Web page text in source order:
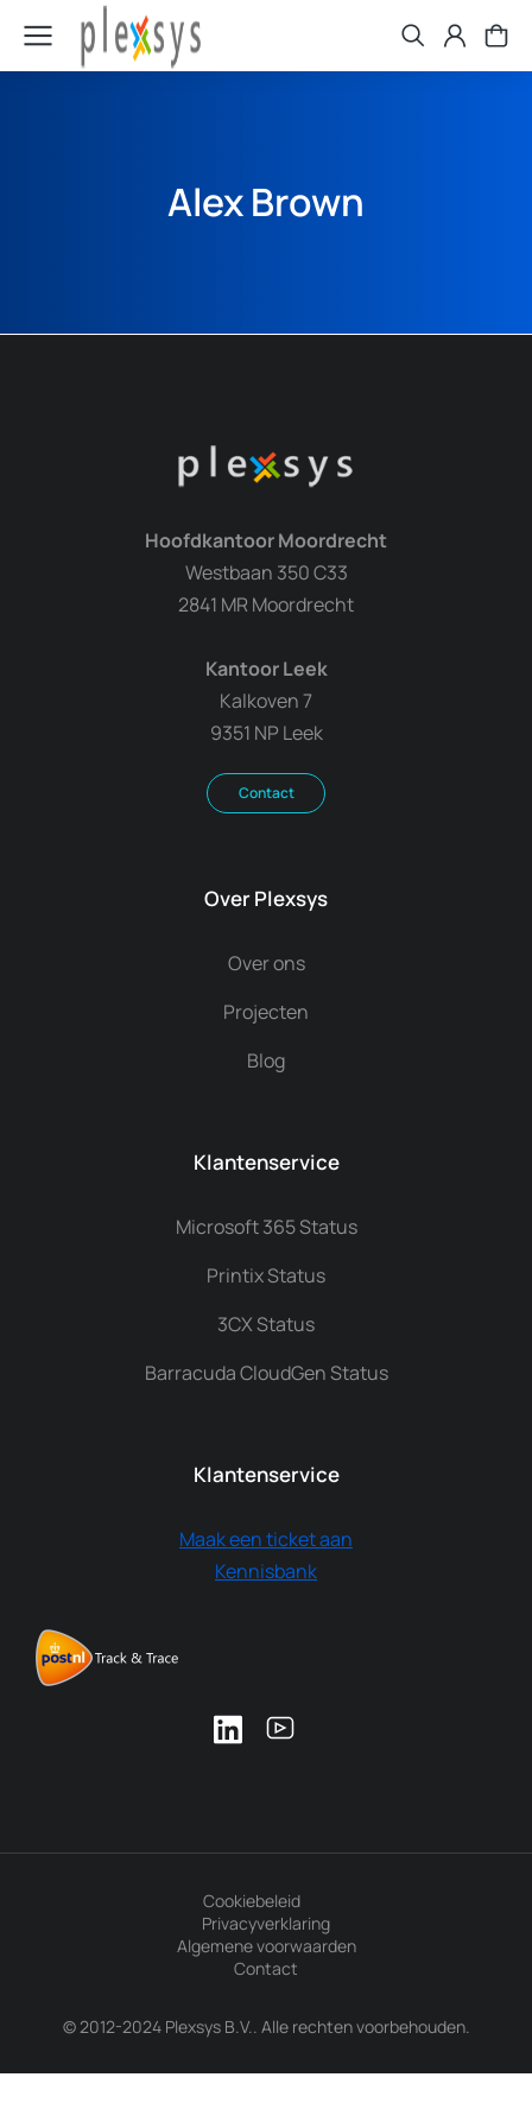
Alex Brown
Hoofdkantoor Moordrecht
Westbaan 350 C33
2841 MR Moordrecht
Kantoor Leek
Kalkoven 7
9351 NP Leek
Contact
Over Plexsys
Over ons
Projecten
Blog
Klantenservice
Microsoft 365 Status
Printix Status
3CX Status
Barracuda CloudGen Status
Klantenservice
Maak een ticket aan
Kennisbank
© 2012-2024 Plexsys B.V.. Alle rechten voorbehouden.
Cookiebeleid
Privacyverklaring
Algemene voorwaarden
Contact